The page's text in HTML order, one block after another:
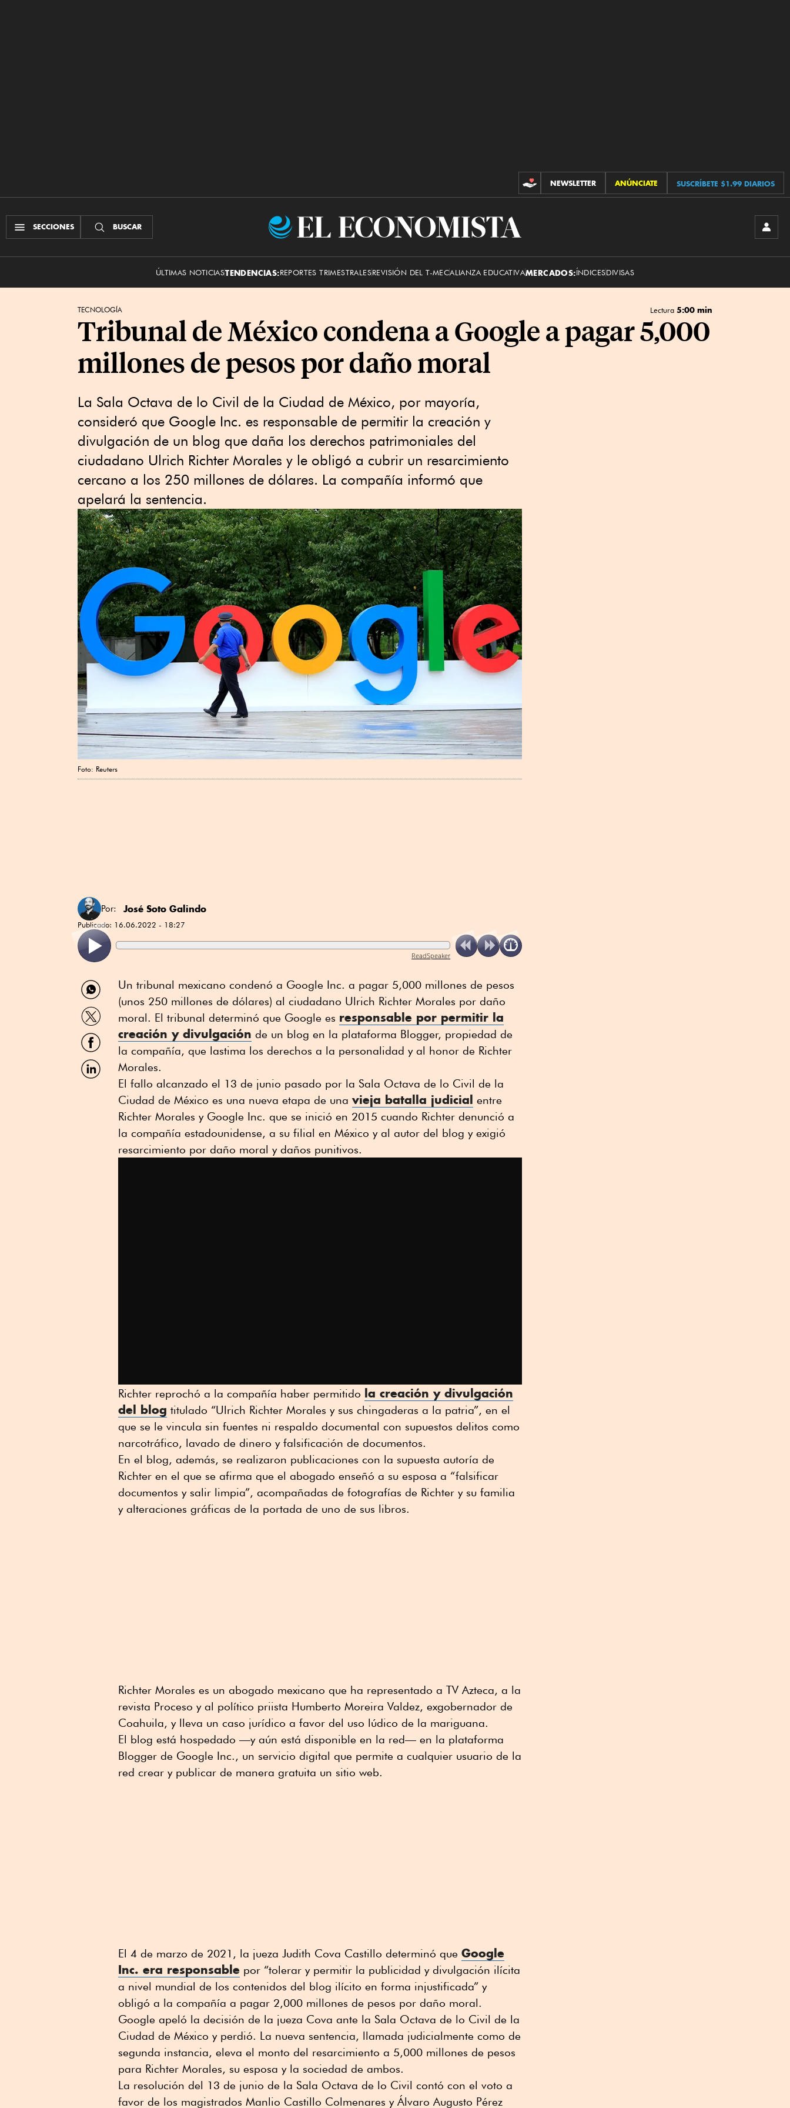
CONTRIBUCIONES
NEWSLETTER ANÚNCIATE SUSCRÍBETE $1.99 DIARIOS
SECCIONES BUSCAR
El
ÚLTIMAS NOTICIASTENDENCIAS:REPORTES TRIMESTRALESREVISIÓN DEL T-MECALIANZA EDUCATIVAMERCADOS:ÍNDICESDIVISAS
TECNOLOGÍA Lectura 5:00 min
Tribunal de México condena a Google a pagar 5,000
millones de pesos por daño moral
La Sala Octava de lo Civil de la Ciudad de México, por mayoría,
consideró que Google Inc. es responsable de permitir la creación y
divulgación de un blog que daña los derechos patrimoniales del
ciudadano Ulrich Richter Morales y le obligó a cubrir un resarcimiento
cercano a los 250 millones de dólares. La compañía informó que
apelará la sentencia.
Foto: Reuters
Por: José Soto Galindo
Publicado: 16.06.2022 - 18:27
ReadSpeaker
Compartir
por
WhatsApp
Compartir
por
Twitter
Compartir
por
Facebook
Compartir
por
Un tribunal mexicano condenó a Google Inc. a pagar 5,000 millones de pesos
(unos 250 millones de dólares) al ciudadano Ulrich Richter Morales por daño
moral. El tribunal determinó que Google es responsable por permitir la
creación y divulgación de un blog en la plataforma Blogger, propiedad de
la compañía, que lastima los derechos a la personalidad y al honor de Richter
Morales.
El fallo alcanzado el 13 de junio pasado por la Sala Octava de lo Civil de la
Ciudad de México es una nueva etapa de una vieja batalla judicial entre
Richter Morales y Google Inc. que se inició en 2015 cuando Richter denunció a
la compañía estadounidense, a su filial en México y al autor del blog y exigió
resarcimiento por daño moral y daños punitivos.
Richter reprochó a la compañía haber permitido la creación y divulgación
del blog titulado “Ulrich Richter Morales y sus chingaderas a la patria”, en el
que se le vincula sin fuentes ni respaldo documental con supuestos delitos como
narcotráfico, lavado de dinero y falsificación de documentos.
En el blog, además, se realizaron publicaciones con la supuesta autoría de
Richter en el que se afirma que el abogado enseñó a su esposa a “falsificar
documentos y salir limpia”, acompañadas de fotografías de Richter y su familia
y alteraciones gráficas de la portada de uno de sus libros.
Richter Morales es un abogado mexicano que ha representado a TV Azteca, a la
revista Proceso y al político priista Humberto Moreira Valdez, exgobernador de
Coahuila, y lleva un caso jurídico a favor del uso lúdico de la mariguana.
El blog está hospedado —y aún está disponible en la red— en la plataforma
Blogger de Google Inc., un servicio digital que permite a cualquier usuario de la
red crear y publicar de manera gratuita un sitio web.
El 4 de marzo de 2021, la jueza Judith Cova Castillo determinó que Google
Inc. era responsable por “tolerar y permitir la publicidad y divulgación ilícita
a nivel mundial de los contenidos del blog ilícito en forma injustificada” y
obligó a la compañía a pagar 2,000 millones de pesos por daño moral.
Google apeló la decisión de la jueza Cova ante la Sala Octava de lo Civil de la
Ciudad de México y perdió. La nueva sentencia, llamada judicialmente como de
segunda instancia, eleva el monto del resarcimiento a 5,000 millones de pesos
para Richter Morales, su esposa y la sociedad de ambos.
La resolución del 13 de junio de la Sala Octava de lo Civil contó con el voto a
favor de los magistrados Manlio Castillo Colmenares y Álvaro Augusto Pérez